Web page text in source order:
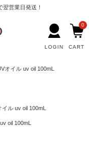
営業日発送！
LOGIN CART
0
オイル uv oil 100mL
ル uv oil 100mL
oil 100mL